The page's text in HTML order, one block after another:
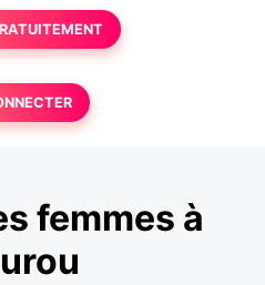
femmes à